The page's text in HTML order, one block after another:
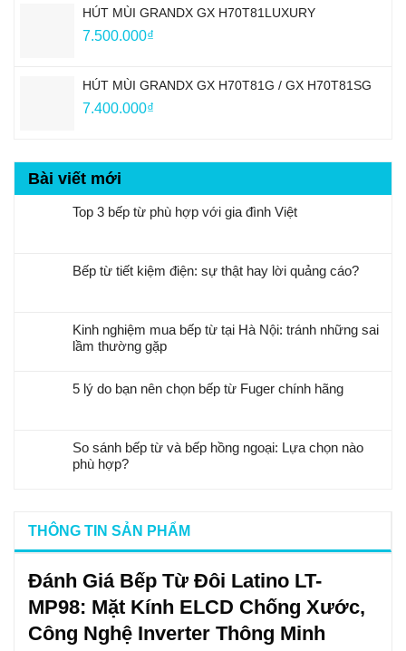
THÔNG TIN SẢN PHẨM
Đánh Giá Bếp Từ Đôi Latino LT-
MP98: Mặt Kính ELCD Chống Xước,
Công Nghệ Inverter Thông Minh
HÚT MÙI GRANDX GX H70T81LUXURY
7.500.000₫
HÚT MÙI GRANDX GX H70T81G / GX H70T81SG
7.400.000₫
Bài viết mới
Top 3 bếp từ phù hợp với gia đình Việt
Bếp từ tiết kiệm điện: sự thật hay lời quảng cáo?
Kinh nghiệm mua bếp từ tại Hà Nội: tránh những sai
lầm thường gặp
5 lý do bạn nên chọn bếp từ Fuger chính hãng
So sánh bếp từ và bếp hồng ngoại: Lựa chọn nào
phù hợp?